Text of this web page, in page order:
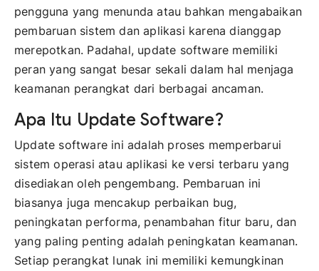
pengguna yang menunda atau bahkan mengabaikan
pembaruan sistem dan aplikasi karena dianggap
merepotkan. Padahal, update software memiliki
peran yang sangat besar sekali dalam hal menjaga
keamanan perangkat dari berbagai ancaman.
Apa Itu Update Software?
Update software ini adalah proses memperbarui
sistem operasi atau aplikasi ke versi terbaru yang
disediakan oleh pengembang. Pembaruan ini
biasanya juga mencakup perbaikan bug,
peningkatan performa, penambahan fitur baru, dan
yang paling penting adalah peningkatan keamanan.
Setiap perangkat lunak ini memiliki kemungkinan